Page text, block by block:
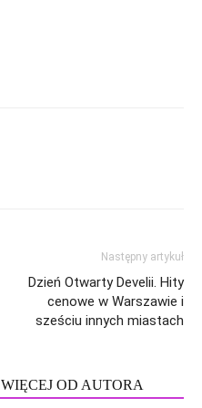
Następny artykuł
Dzień Otwarty Develii. Hity
cenowe w Warszawie i
sześciu innych miastach
WIĘCEJ OD AUTORA